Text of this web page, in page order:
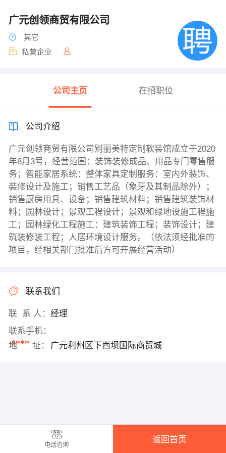
广元创领商贸有限公司
其它
私营企业
公司主页 在招职位
公司介绍
广元创领商贸有限公司别丽美特定制软装馆成立于2020
年8月3号，经营范围：装饰装修成品、用品专门零售服
务；智能家居系统：整体家具定制服务：室内外装饰、
装修设计及施工；销售工艺品（象牙及其制品除外）；
销售厨房用具、设备；销售建筑材料；销售建筑装饰材
料；园林设计；景观工程设计；景观和绿地设施工程施
工；园林绿化工程施工：建筑装饰工程；装饰设计；建
筑装修装工程；人居环境设计服务。（依法须经批准的
项目，经相关部门批准后方可开展经营活动）
联系我们
联 系 人： 经理
联系手机：
****
地 址： 广元利州区下西坝国际商贸城
电话咨询
返回首页